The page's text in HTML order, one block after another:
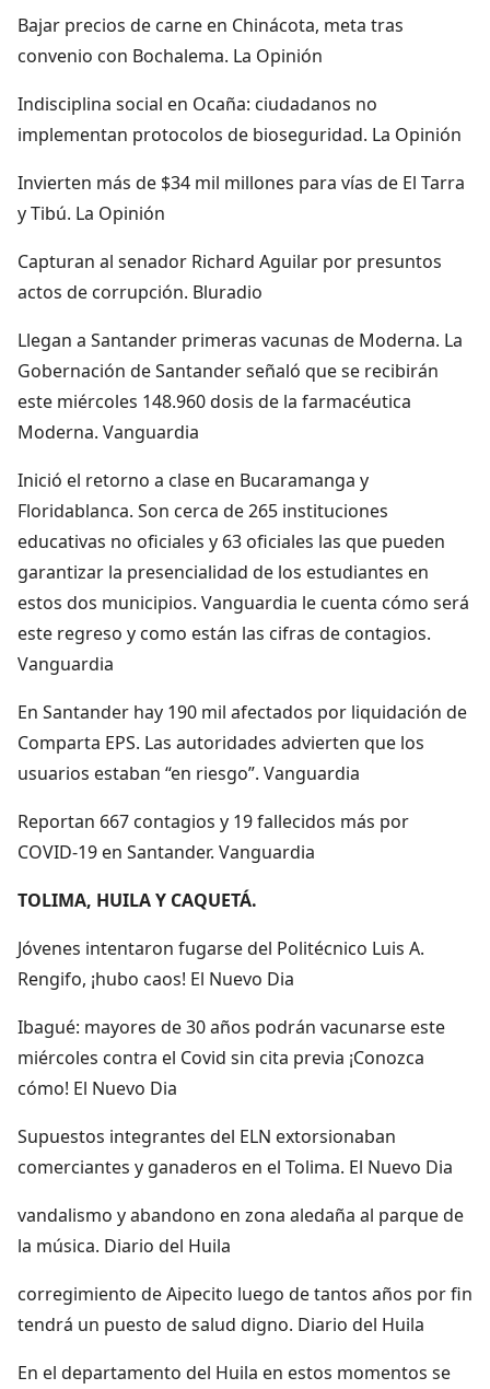
Bajar precios de carne en Chinácota, meta tras
convenio con Bochalema. La Opinión
Indisciplina social en Ocaña: ciudadanos no
implementan protocolos de bioseguridad. La Opinión
Invierten más de $34 mil millones para vías de El Tarra
y Tibú. La Opinión
Capturan al senador Richard Aguilar por presuntos
actos de corrupción. Bluradio
Llegan a Santander primeras vacunas de Moderna. La
Gobernación de Santander señaló que se recibirán
este miércoles 148.960 dosis de la farmacéutica
Moderna. Vanguardia
Inició el retorno a clase en Bucaramanga y
Floridablanca. Son cerca de 265 instituciones
educativas no oficiales y 63 oficiales las que pueden
garantizar la presencialidad de los estudiantes en
estos dos municipios. Vanguardia le cuenta cómo será
este regreso y como están las cifras de contagios.
Vanguardia
En Santander hay 190 mil afectados por liquidación de
Comparta EPS. Las autoridades advierten que los
usuarios estaban “en riesgo”. Vanguardia
Reportan 667 contagios y 19 fallecidos más por
COVID-19 en Santander. Vanguardia
TOLIMA, HUILA Y CAQUETÁ.
Jóvenes intentaron fugarse del Politécnico Luis A.
Rengifo, ¡hubo caos! El Nuevo Dia
Ibagué: mayores de 30 años podrán vacunarse este
miércoles contra el Covid sin cita previa ¡Conozca
cómo! El Nuevo Dia
Supuestos integrantes del ELN extorsionaban
comerciantes y ganaderos en el Tolima. El Nuevo Dia
vandalismo y abandono en zona aledaña al parque de
la música. Diario del Huila
corregimiento de Aipecito luego de tantos años por fin
tendrá un puesto de salud digno. Diario del Huila
En el departamento del Huila en estos momentos se